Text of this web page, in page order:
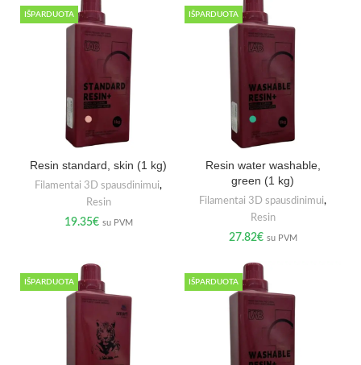
IŠPARDUOTA
Resin standard, skin (1 kg)
Filamentai 3D spausdinimui,
Resin
19.35€ su PVM
IŠPARDUOTA
Resin water washable,
green (1 kg)
Filamentai 3D spausdinimui,
Resin
27.82€ su PVM
IŠPARDUOTA IŠPARDUOTA